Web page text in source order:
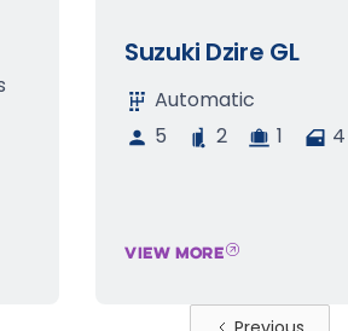
Suzuki Dzire GL
Automatic
5
2 1 4
VIEW MORE